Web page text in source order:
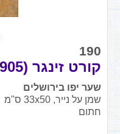
190
קורט זינגר (1905 - 1989)
שער יפו בירושלים
שמן על נייר, 33x50 ס"מ
חתום